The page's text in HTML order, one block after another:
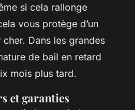
si cela rallonge
vous protège d’un
Dans les grandes
de bail en retard
mois plus tard.
et garanties